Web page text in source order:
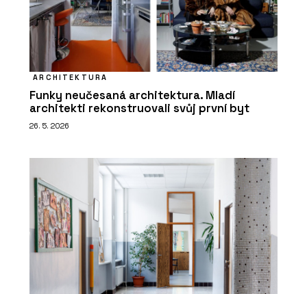
ARCHITEKTURA
Funky neučesaná architektura. Mladí
architekti rekonstruovali svůj první byt
26. 5. 2026